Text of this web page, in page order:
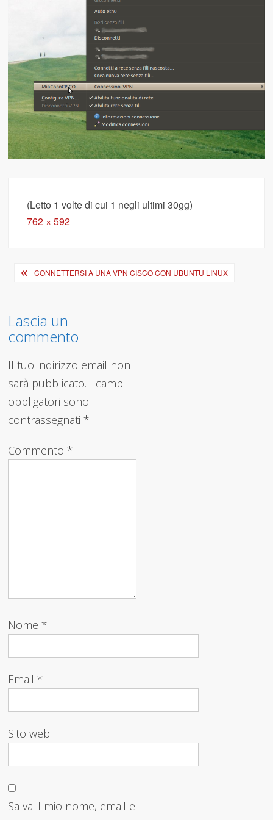
(Letto 1 volte di cui 1 negli ultimi 30gg)
Full
762 × 592
Navigazione
CONNETTERSI A UNA VPN CISCO CON UBUNTU LINUX
Lascia un
commento
Il tuo indirizzo email non
sarà pubblicato. I campi
obbligatori sono
contrassegnati*
Commento*
Nome*
Email*
Sito web
Salva il mio nome, email e